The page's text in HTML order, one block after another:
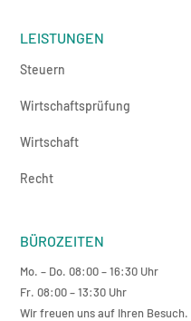
LEISTUNGEN
Steuern
Wirtschaftsprüfung
Wirtschaft
Recht
BÜROZEITEN
Mo. – Do. 08:00 – 16:30 Uhr
Fr. 08:00 – 13:30 Uhr
Wir freuen uns auf Ihren Besuch.